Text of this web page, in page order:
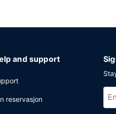
and support
reservasjon